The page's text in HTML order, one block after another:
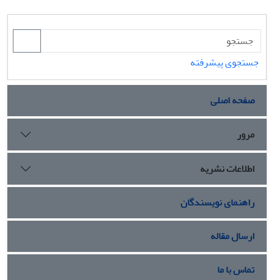
جستجوی پیشرفته
صفحه اصلی
مرور
اطلاعات نشریه
راهنمای نویسندگان
ارسال مقاله
تماس با ما